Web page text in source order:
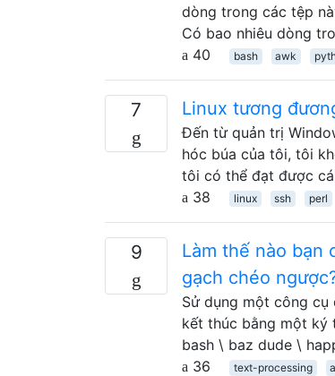
dòng trong các tệp
Có bao nhiêu dòng
40
bash awk
7 Linux tương
Đến từ quản trị
hóc búa của tôi, tôi
tôi có thể đạt được
38
linux ssh perl
9
Làm thế nào bạn
gạch chéo
Sử dụng một công
kết thúc bằng một ký
bash \ baz dude \
36
text-processing